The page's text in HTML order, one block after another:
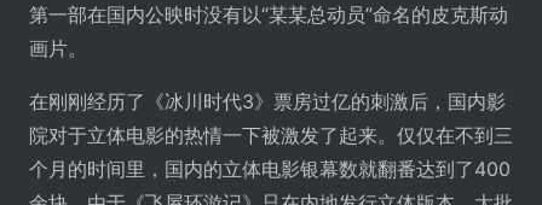
第一部在国内公映时没有以“某某总动员”命名的皮克斯动
画片。
在刚刚经历了《冰川时代3》票房过亿的刺激后，国内影
院对于立体电影的热情一下被激发了起来。仅仅在不到三
个月的时间里，国内的立体电影银幕数就翻番达到了400